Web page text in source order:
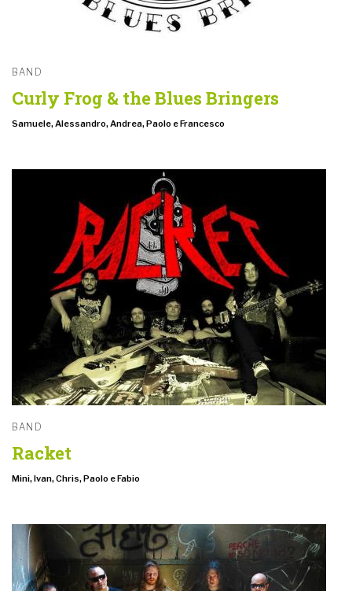
BAND
Curly Frog & the Blues Bringers
Samuele, Alessandro, Andrea, Paolo e Francesco
BAND
Racket
Mini, Ivan, Chris, Paolo e Fabio